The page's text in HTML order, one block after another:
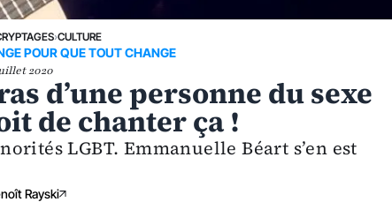
›CULTURE
POUR QUE TOUT CHANGE
2020
d’une personne du sexe
de chanter ça !
LGBT. Emmanuelle Béart s’en est
Rayski